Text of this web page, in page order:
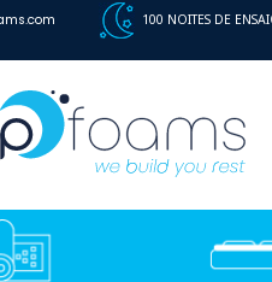
100 NOITES DE